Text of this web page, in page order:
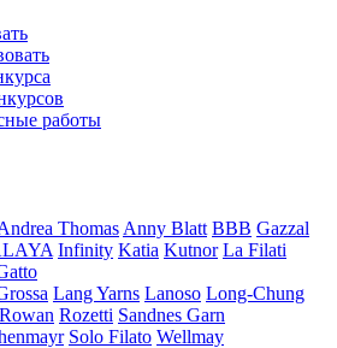
работы
Thomas Anny Blatt BBB Gazzal
Infinity Katia Kutnor La Filati
Lang Yarns Lanoso Long-Chung
Rowan Rozetti Sandnes Garn
Solo Filato Wellmay